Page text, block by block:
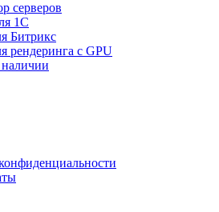
серверов
1С
Битрикс
рендеринга с GPU